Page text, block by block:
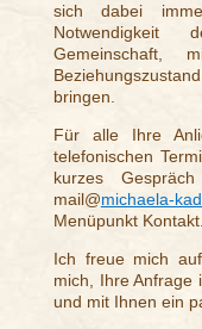
sich dabei
Gemeinschaft,
bringen.
Für alle Ihre
telefonischen
kurzes
mail@michaela-
Menüpunkt Kontakt.
Ich freue mich
mich, Ihre Anfrage
und mit Ihnen ein